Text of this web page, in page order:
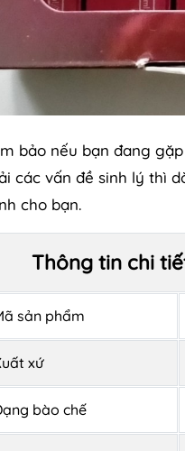
bảo nếu bạn đang
các vấn đề sinh lý thì
cho bạn.
Thông tin chi
sản phẩm
xứ
bào chế